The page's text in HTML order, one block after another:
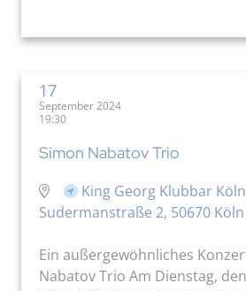
17
September 2024
19:30
Simon Nabatov Trio
King Georg Klubbar
Sudermanstraße 2, 50670 Köln
Ein außergewöhnliches
Nabatov Trio Am Dienstag,